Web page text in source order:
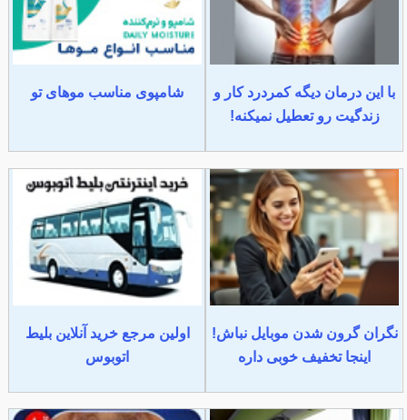
با این درمان دیگه کمردرد کار و
زندگیت رو تعطیل نمیکنه!
شامپوی مناسب موهای تو
نگران گرون شدن موبایل نباش!
اینجا تخفیف خوبی داره
اولین مرجع خرید آنلاین بلیط
اتوبوس